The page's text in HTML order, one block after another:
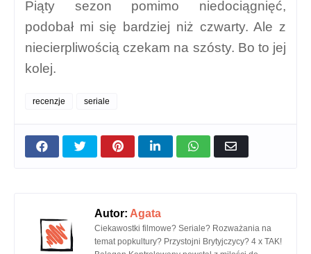
Jako widz, który widzi ich po raz pierwszy,
nie umiem uwierzyć w te relacje i sama nie
czuję z nimi żadnego związku.
podobał mi się bardziej niż czwarty. Ale z
niecierpliwością czekam na szósty. Bo to jej
seriale